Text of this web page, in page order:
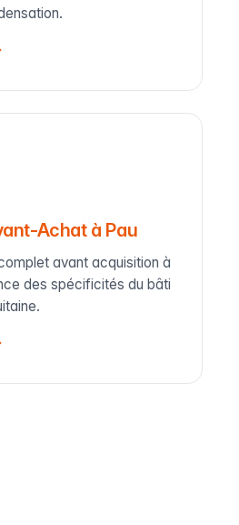
Achat à Pau
avant acquisition à
des spécificités du bâti